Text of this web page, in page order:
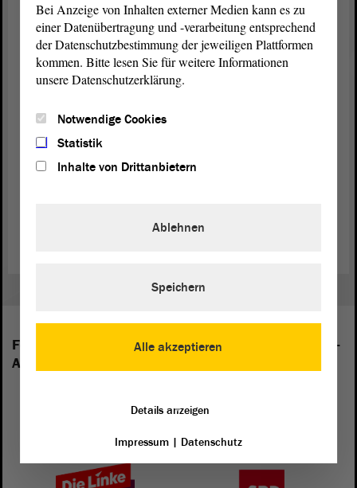
links und rechts stimmen überein, sodass die Mitte
vollkommen zufrieden ist.
(Zustimmung von Frank Bommersbach, CDU)
Damit ist der Tagesordnungspunkt 25 erledigt.
Folgende Fraktionen sind im Landtag von Sachsen-
Anhalt vertreten:
Bei Anzeige von Inhalten externer Medien kann es zu
einer Datenübertragung und -verarbeitung entsprechend
der Datenschutzbestimmung der jeweiligen Plattformen
kommen. Bitte lesen Sie für weitere Informationen
unsere Datenschutzerklärung.
Notwendige Cookies
Statistik
Inhalte von Drittanbietern
Alle akzeptieren
Ablehnen
Speichern
Details anzeigen
Impressum| Datenschutz